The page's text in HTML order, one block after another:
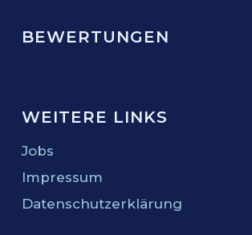
BEWERTUNGEN
WEITERE LINKS
Jobs
Impressum
Datenschutzerklärung